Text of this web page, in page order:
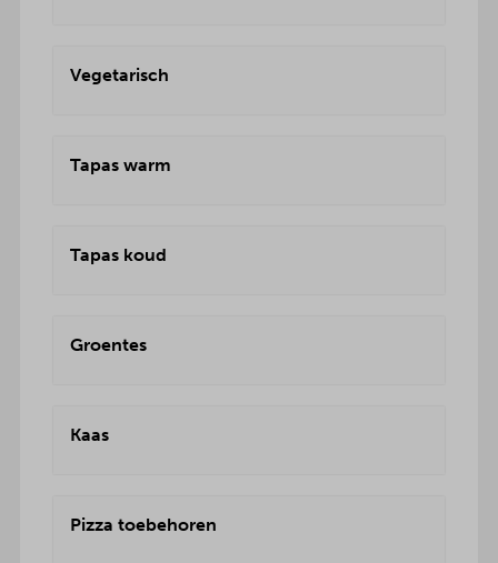
Vegetarisch
Tapas warm
Tapas koud
Groentes
Kaas
Pizza toebehoren